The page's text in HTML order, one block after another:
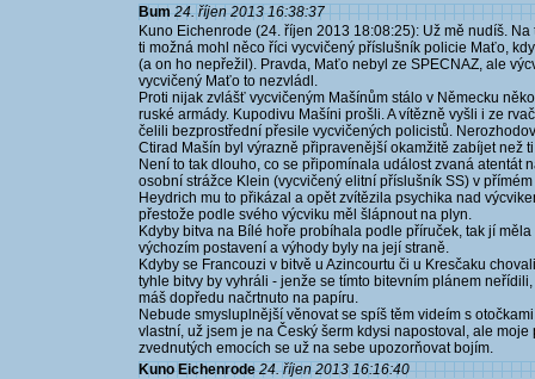
Bum 24. říjen 2013 16:38:37
Kuno Eichenrode (24. říjen 2013 18:08:25): Už mě nudíš.
ti možná mohl něco říci vycvičený příslušník policie Maťo,
(a on ho nepřežil). Pravda, Maťo nebyl ze SPECNAZ, ale
vycvičený Maťo to nezvládl.
Proti nijak zvlášť vycvičeným Mašínům stálo v Německu
ruské armády. Kupodivu Mašíni prošli. A vítězně vyšli i ze
čelili bezprostřední přesile vycvičených policistů.
Ctirad Mašín byl výrazně připravenější okamžitě zabíjet než
Není to tak dlouho, co se připomínala událost zvaná atentát
osobní strážce Klein (vycvičený elitní příslušník SS) v
Heydrich mu to přikázal a opět zvítězila psychika nad
přestože podle svého výcviku měl šlápnout na plyn.
Kdyby bitva na Bílé hoře probíhala podle příruček, tak jí
výchozím postavení a výhody byly na její straně.
Kdyby se Francouzi v bitvě u Azincourtu či u Kresčaku
tyhle bitvy by vyhráli - jenže se tímto bitevním plánem
máš dopředu načrtnuto na papíru.
Nebude smysluplnější věnovat se spíš těm videím s
vlastní, už jsem je na Český šerm kdysi napostoval, ale
zvednutých emocích se už na sebe upozorňovat bojím.
Kuno Eichenrode 24. říjen 2013 16:16:40